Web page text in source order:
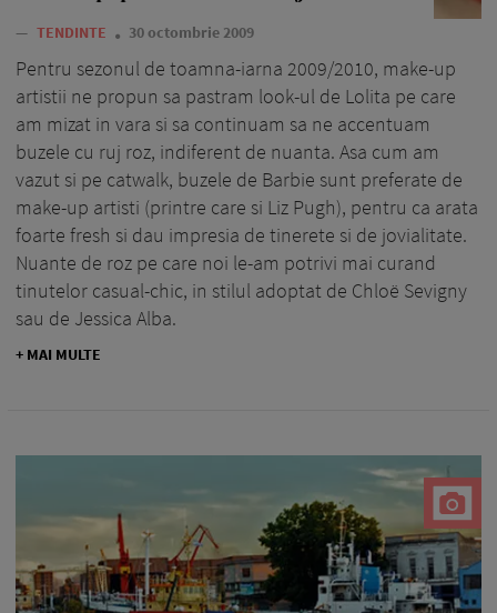
— TENDINTE 30 octombrie 2009
Pentru sezonul de toamna-iarna 2009/2010, make-up
artistii ne propun sa pastram look-ul de Lolita pe care
am mizat in vara si sa continuam sa ne accentuam
buzele cu ruj roz, indiferent de nuanta. Asa cum am
vazut si pe catwalk, buzele de Barbie sunt preferate de
make-up artisti (printre care si Liz Pugh), pentru ca arata
foarte fresh si dau impresia de tinerete si de jovialitate.
Nuante de roz pe care noi le-am potrivi mai curand
tinutelor casual-chic, in stilul adoptat de Chloë Sevigny
sau de Jessica Alba.
+ MAI MULTE